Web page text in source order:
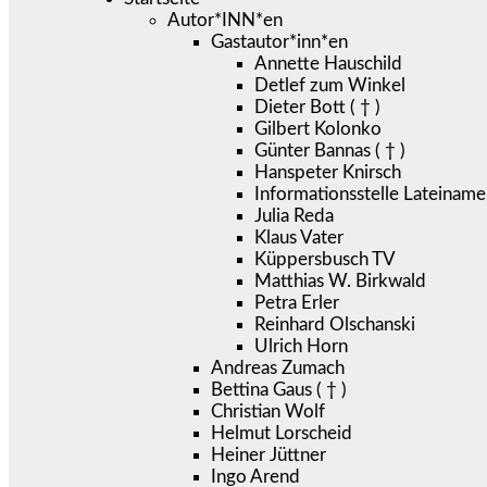
Autor*INN*en
Gastautor*inn*en
Annette Hauschild
Detlef zum Winkel
Dieter Bott ( † )
Gilbert Kolonko
Günter Bannas ( † )
Hanspeter Knirsch
Informationsstelle
Julia Reda
Klaus Vater
Küppersbusch TV
Matthias W. Birkwald
Petra Erler
Reinhard Olschanski
Ulrich Horn
Andreas Zumach
Bettina Gaus ( † )
Christian Wolf
Helmut Lorscheid
Heiner Jüttner
Ingo Arend